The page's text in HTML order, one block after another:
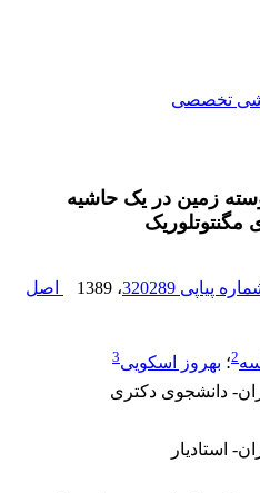
تخصصی
زمین در یک حاشیه
مگنتوتلوریک
، 1389
اصل
2؛ بهروز اسکویی3
دانشجوی دکتری
استادیار